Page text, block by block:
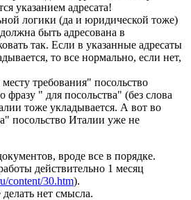
указанием адресата!
логики (да и юридической тоже)
быть адресована в
так. Если в указанные адресаты
то все нормально, если нет,
требования" посольство
фразу " для посольства" (без слова
тоже укладывается. А вот во
посольство Италии уже не
вроде все в порядке.
действительно 1 месяц
content/30.htm).
нет смысла.